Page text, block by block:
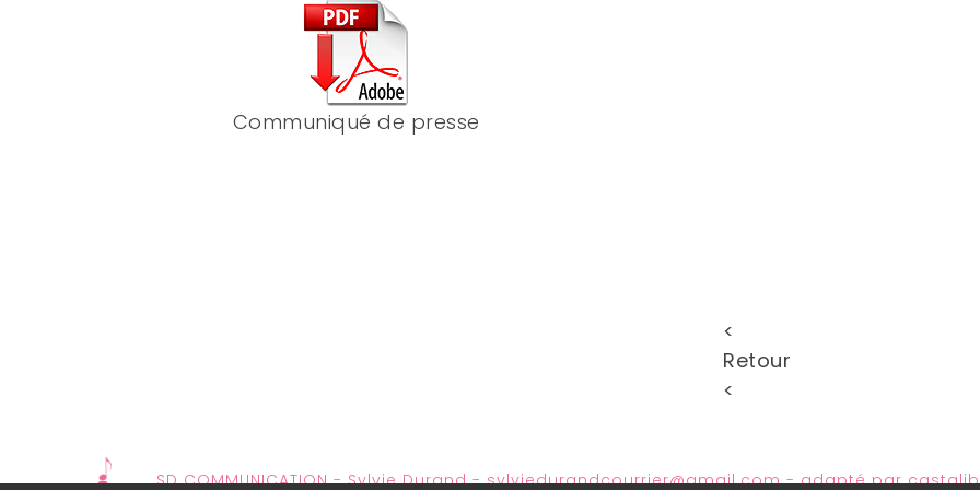
Communiqué de presse
<
Retour
<
SD COMMUNICATION - Sylvie Durand -sylviedurandcourrier@gmail.com- adapté par